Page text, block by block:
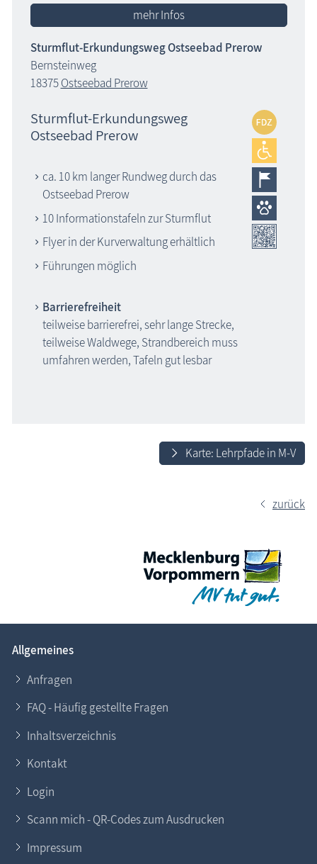
mehr Infos
Sturmflut-Erkundungsweg Ostseebad Prerow
Bernsteinweg
18375Ostseebad Prerow
Sturmflut-Erkundungsweg
Ostseebad Prerow
ca. 10 km langer Rundweg durch das
Ostseebad Prerow
10 Informationstafeln zur Sturmflut
Flyer in der Kurverwaltung erhältlich
Führungen möglich
Barrierefreiheit
teilweise barrierefrei, sehr lange Strecke,
teilweise Waldwege, Strandbereich muss
umfahren werden, Tafeln gut lesbar
Karte: Lehrpfade in M-V
zurück
Allgemeines
Anfragen
FAQ - Häufig gestellte Fragen
Inhaltsverzeichnis
Kontakt
Login
Scann mich - QR-Codes zum Ausdrucken
Impressum